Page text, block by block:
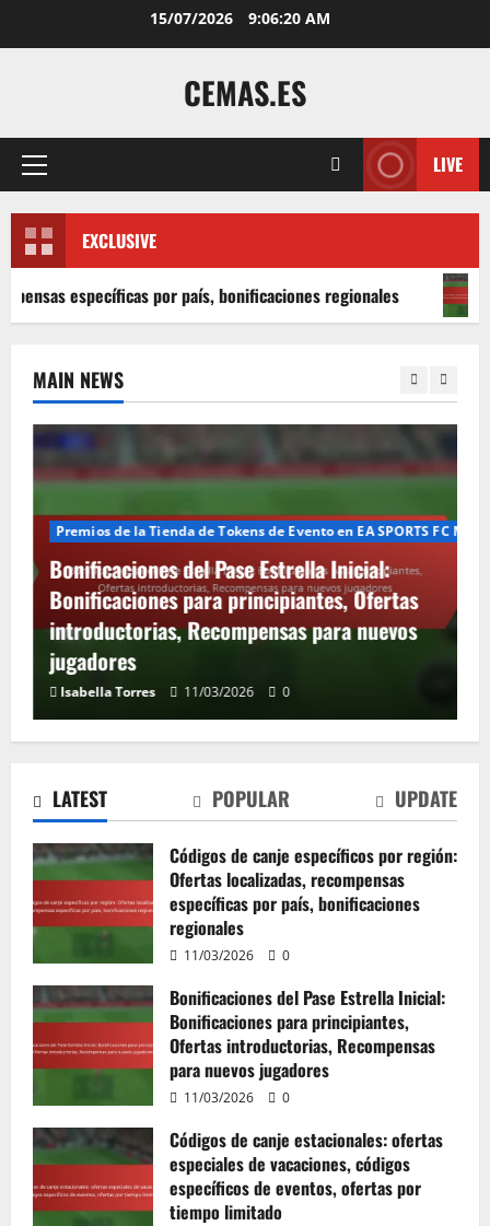
15/07/2026 9:06:21 AM
CEMAS.ES
Primary
LIVE
EXCLUSIVE
por país, bonificaciones regionales Bonificaciones
LATEST POPULAR UPDATE
Códigos de canje específicos por región:
Ofertas localizadas, recompensas
específicas por país, bonificaciones
regionales
11/03/2026 0
Bonificaciones del Pase Estrella Inicial:
Bonificaciones para principiantes,
Ofertas introductorias, Recompensas
para nuevos jugadores
11/03/2026 0
Códigos de canje estacionales: ofertas
especiales de vacaciones, códigos
específicos de eventos, ofertas por
tiempo limitado
MAIN NEWS
Premios de la Tienda de Tokens de Evento en EA SPORTS FC
Bonificaciones del Pase Estrella Inicial:
Bonificaciones para principiantes, Ofertas
introductorias, Recompensas para nuevos
jugadores
Isabella Torres 11/03/2026 0
Bonificaciones para principiantes,
Ofertas introductorias, Recompensas
para nuevos jugadores
3
Códigos de canje estacionales: ofertas
específicos de eventos, ofertas por
tiempo limitado
10/03/2026 0
4
Bonificaciones exclusivas del Star Pass:
artículos únicos, contenido especial,
disponibilidad limitada
09/03/2026 0
5
Códigos de canje del paquete inicial:
ofertas introductorias, recompensas
para nuevos jugadores
09/03/2026 0